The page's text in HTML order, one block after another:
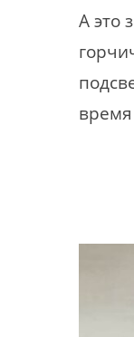
А это
время